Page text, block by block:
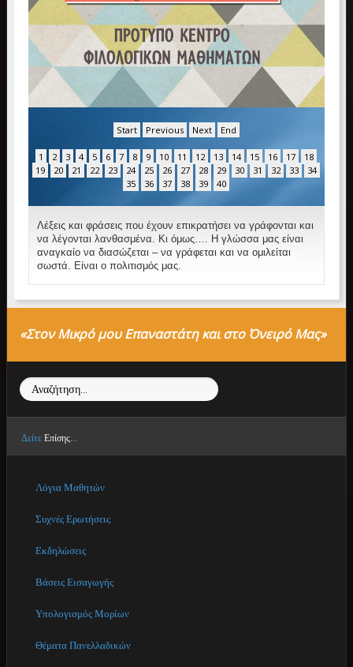
Start Previous Next End
1 2 3 4 5 6 7 8 9 10 11 12 13 14 15 16 17
18
19
20 21 22 23 24 25 26 27 28 29 30 31 32 33
34
35
36 37 38 39 40
Λέξεις και φράσεις που έχουν επικρατήσει να γράφονται και
να λέγονται λανθασμένα. Κι όμως…. Η γλώσσα μας είναι
αναγκαίο να διασώζεται – να γράφεται και να ομιλείται
σωστά. Είναι ο πολιτισμός μας.
«Στον Μικρό μου Επαναστάτη και στο Όνειρό Μας»
Αναζήτηση...
Δείτε Επίσης...
Λόγια Μαθητών
Συχνές Ερωτήσεις
Εκδηλώσεις
Βάσεις Εισαγωγής
Υπολογισμός Μορίων
Θέματα Πανελλαδικών